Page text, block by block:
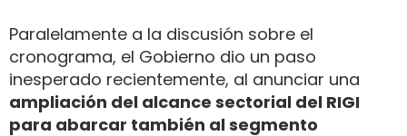
Paralelamente a la discusión sobre el
cronograma, el Gobierno dio un paso
inesperado recientemente, al anunciar una
ampliación del alcance sectorial del RIGI
para abarcar también al segmento